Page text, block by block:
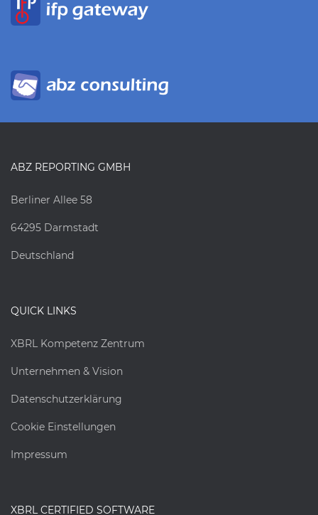
ABZ REPORTING GMBH
Berliner Allee 58
64295 Darmstadt
Deutschland
QUICK LINKS
XBRL Kompetenz Zentrum
Unternehmen & Vision
Datenschutzerklärung
Cookie Einstellungen
Impressum
XBRL CERTIFIED SOFTWARE